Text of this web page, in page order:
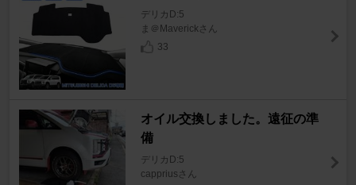
デリカD:5
ま＠Maverickさん
33
オイル交換しました。遠征の準
備
デリカD:5
cappriusさん